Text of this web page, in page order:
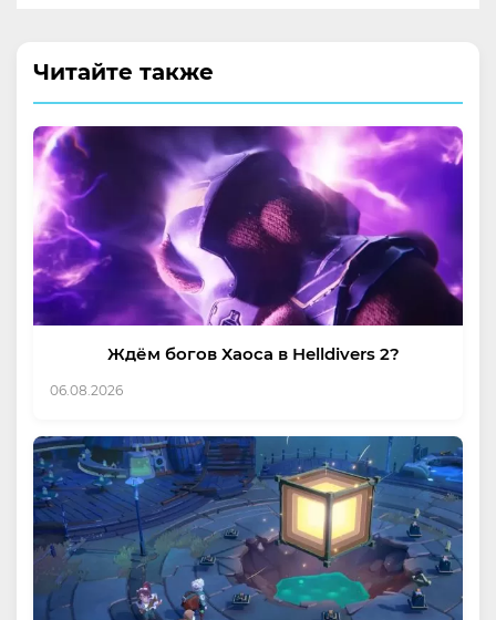
Читайте также
Ждём богов Хаоса в Helldivers 2?
06.08.2026